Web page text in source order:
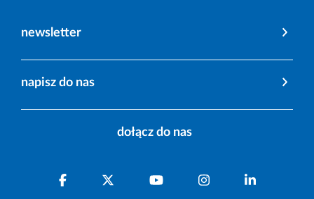
newsletter
napisz do nas
dołącz do nas